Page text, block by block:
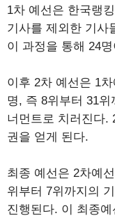
1차 예선은 한국랭
기사를 제외한 기사
이 과정을 통해 24
이후 2차 예선은 1
명, 즉 8위부터 31
너먼트로 치러진다.
권을 얻게 된다.
최종 예선은 2차예
위부터 7위까지의
진행된다. 이 최종